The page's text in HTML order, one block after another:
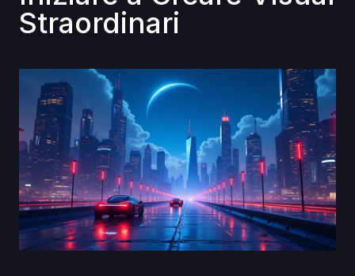
Straordinari